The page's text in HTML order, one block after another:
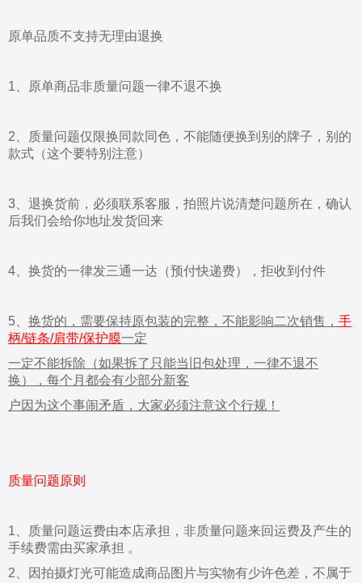
原单品质不支持无理由退换
1、原单商品非质量问题一律不退不换
2、质量问题仅限换同款同色，不能随便换到别的牌子，别的
款式（这个要特别注意）
3、退换货前，必须联系客服，拍照片说清楚问题所在，确认
后我们会给你地址发货回来
4、换货的一律发三通一达（预付快递费），拒收到付件
5、 换货的，需要保持原包装的完整，不能影响二次销售， 手
柄/链条/肩带/保护膜一定
一定不能拆除（如果拆了只能当旧包处理，一律不退不
换），每个月都会有少部分新客
户因为这个事闹矛盾，大家必须注意这个行规！
质量问题原则
1、质量问题运费由本店承担，非质量问题来回运费及产生的
手续费需由买家承担 。
2、因拍摄灯光可能造成商品图片与实物有少许色差，不属于